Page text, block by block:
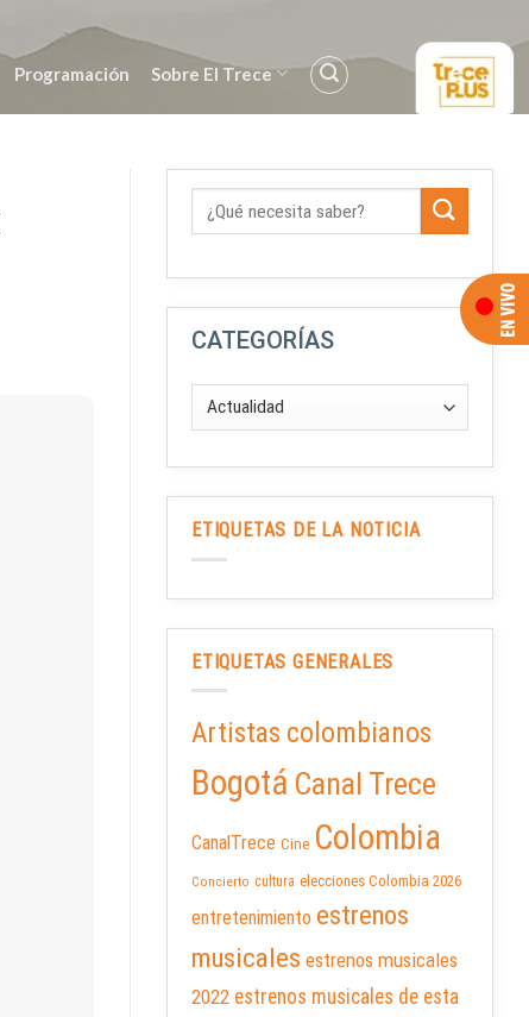
Programación Sobre El Trece
CATEGORÍAS
ETIQUETAS DE LA NOTICIA
ETIQUETAS GENERALES
Artistas colombianos
Bogotá Canal Trece
CanalTrece Cine Colombia
Concierto cultura elecciones Colombia 2026
entretenimiento estrenos
musicales estrenos musicales
2022 estrenos musicales de esta